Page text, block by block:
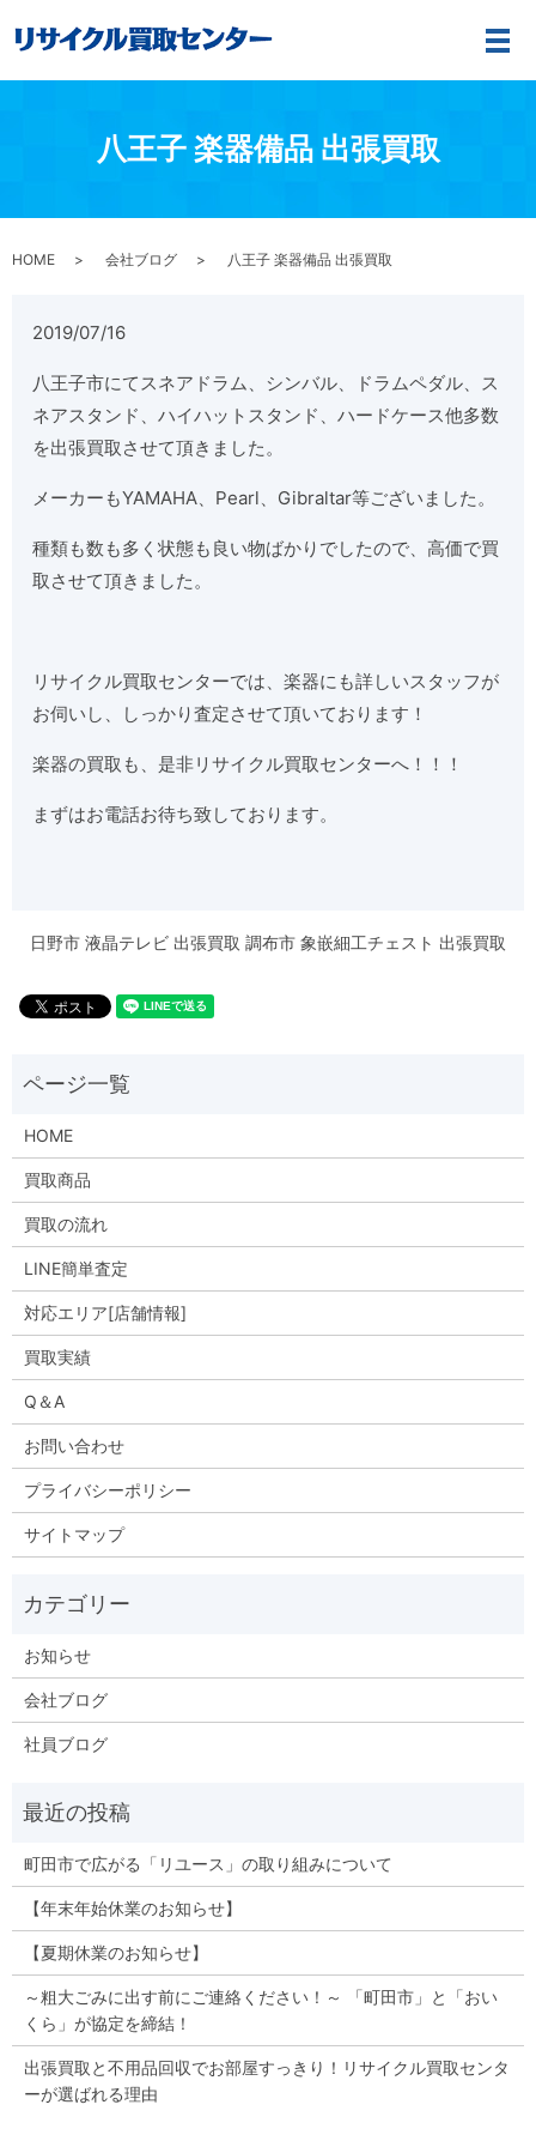
メ
八王子 楽器備品 出張買取
HOME 会社ブログ 八王子 楽器備品 出張買取
2019/07/16
八王子市にてスネアドラム、シンバル、ドラムペダル、ス
ネアスタンド、ハイハットスタンド、ハードケース他多数
を出張買取させて頂きました。
メーカーもYAMAHA、Pearl、Gibraltar等ございました。
種類も数も多く状態も良い物ばかりでしたので、高価で買
取させて頂きました。
リサイクル買取センターでは、楽器にも詳しいスタッフが
お伺いし、しっかり査定させて頂いております！
楽器の買取も、是非リサイクル買取センターへ！！！
まずはお電話お待ち致しております。
日野市 液晶テレビ 出張買取 調布市 象嵌細工チェスト 出張買取
HOME
買取商品
買取の流れ
LINE簡単査定
対応エリア[店舗情報]
買取実績
Q＆A
お問い合わせ
プライバシーポリシー
サイトマップ
お知らせ
会社ブログ
社員ブログ
町田市で広がる「リユース」の取り組みについて
【年末年始休業のお知らせ】
【夏期休業のお知らせ】
～粗大ごみに出す前にご連絡ください！～ 「町田市」と「おい
くら」が協定を締結！
出張買取と不用品回収でお部屋すっきり！リサイクル買取センタ
ーが選ばれる理由